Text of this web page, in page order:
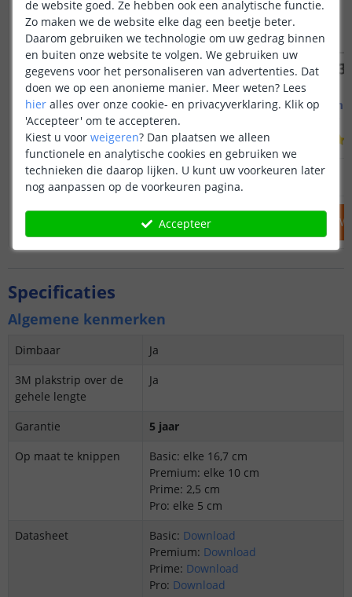
Led strip profiel breed
19 mm - compleet 1M
(8 reviews)
OP VOORRAAD 14 ,95
IN WINKELWAGEN
1M -
OP VOORRAAD
IN
Specificaties
Algemene kenmerken
Dimbaar
Ja
3M plakstrip over de
gehele lengte
Ja
Garantie
5 jaar
Op maat te knippen
Basic: elke 16,7 cm
Premium: elke 10 cm
Prime: 2,5 cm
Pro: elke 5 cm
Datasheet
Basic: Download
Premium: Download
Prime: Download
Pro: Download
de website goed. Ze hebben ook een analytische functie.
Zo maken we de website elke dag een beetje beter.
Daarom gebruiken we technologie om uw gedrag binnen
en buiten onze website te volgen. We gebruiken uw
gegevens voor het personaliseren van advertenties. Dat
doen we op een anonieme manier. Meer weten? Lees
hier alles over onze cookie- en privacyverklaring. Klik op
'Accepteer' om te accepteren.
Kiest u voor weigeren? Dan plaatsen we alleen
functionele en analytische cookies en gebruiken we
technieken die daarop lijken. U kunt uw voorkeuren later
nog aanpassen op de voorkeuren pagina.
Accepteer